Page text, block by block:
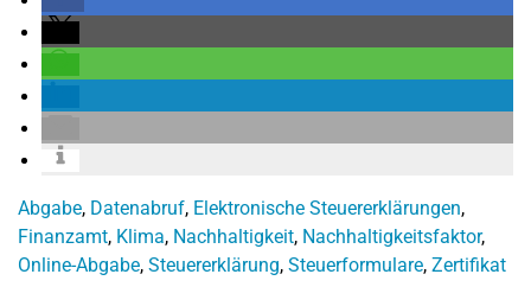
Abgabe, Datenabruf, Elektronische Steuererklärungen,
Finanzamt, Klima, Nachhaltigkeit, Nachhaltigkeitsfaktor,
Online-Abgabe, Steuererklärung, Steuerformulare, Zertifikat